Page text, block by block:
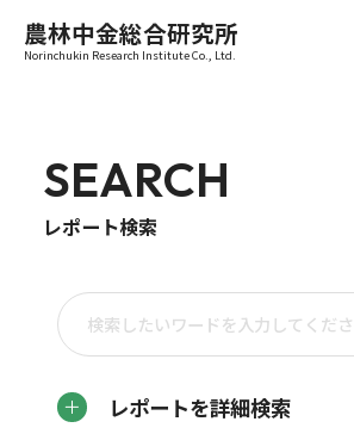
農林中金総合研究所
Norinchukin Research Institute Co., Ltd.
SEARCH
レポート検索
レポートを詳細検索